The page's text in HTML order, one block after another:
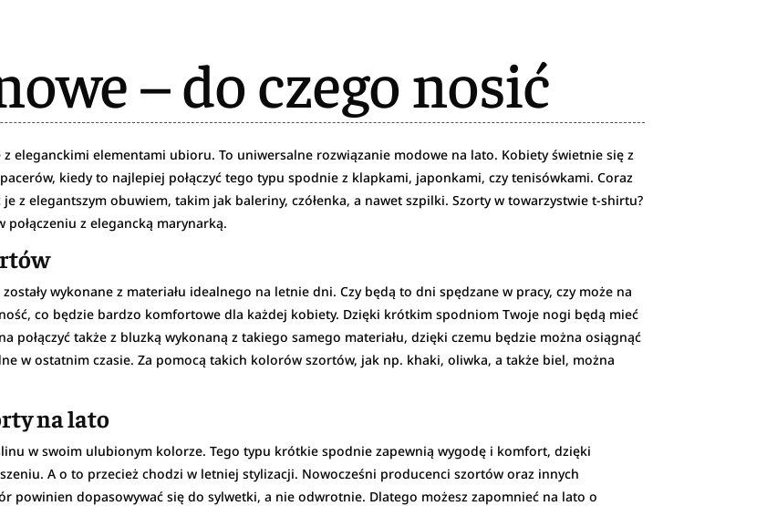
– do czego nosić
z eleganckimi elementami ubioru. To uniwersalne rozwiązanie modowe na lato. Kobiety świetnie się z
kiedy to najlepiej połączyć tego typu spodnie z klapkami, japonkami, czy tenisówkami. Coraz
je z elegantszym obuwiem, takim jak baleriny, czółenka, a nawet szpilki. Szorty w towarzystwie t-shirtu?
połączeniu z elegancką marynarką.
wykonane z materiału idealnego na letnie dni. Czy będą to dni spędzane w pracy, czy może na
co będzie bardzo komfortowe dla każdej kobiety. Dzięki krótkim spodniom Twoje nogi będą mieć
połączyć także z bluzką wykonaną z takiego samego materiału, dzięki czemu będzie można osiągnąć
w ostatnim czasie. Za pomocą takich kolorów szortów, jak np. khaki, oliwka, a także biel, można
na lato
w swoim ulubionym kolorze. Tego typu krótkie spodnie zapewnią wygodę i komfort, dzięki
A o to przecież chodzi w letniej stylizacji. Nowocześni producenci szortów oraz innych
powinien dopasowywać się do sylwetki, a nie odwrotnie. Dlatego możesz zapomnieć na lato o